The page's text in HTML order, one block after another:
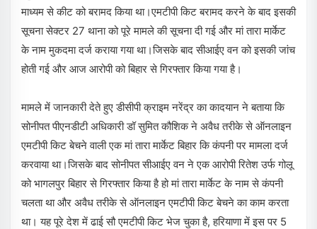
माध्यम से कीट को बरामद किया था।एमटीपी किट बरामद करने के बाद इसकी
सूचना सेक्टर 27 थाना को पूरे मामले की सूचना दी गई और मां तारा मार्केट
के नाम मुकदमा दर्ज कराया गया था।जिसके बाद सीआईए वन को इसकी जांच
होती गई और आज आरोपी को बिहार से गिरफ्तार किया गया है।
मामले में जानकारी देते हुए डीसीपी क्राइम नरेंद्र का कादयान ने बताया कि
सोनीपत पीएनडीटी अधिकारी डॉ सुमित कौशिक ने अवैध तरीके से ऑनलाइन
एमटीपी किट बेचने वाली एक मां तारा मार्केट बिहार कि कंपनी पर मामला दर्ज
करवाया था।जिसके बाद सोनीपत सीआईए वन ने एक आरोपी रितेश उर्फ गोलू
को भागलपुर बिहार से गिरफ्तार किया है हो मां तारा मार्केट के नाम से कंपनी
चलता था और अवैध तरीके से ऑनलाइन एमटीपी किट बेचने का काम करता
था। यह पूरे देश में ढाई सौ एमटीपी किट भेज चुका है, हरियाणा में इस पर 5